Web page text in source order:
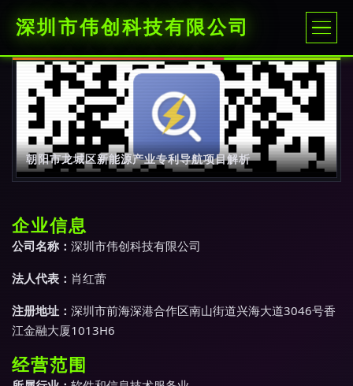
深圳市伟创科技有限公司
朝阳市龙城区新能源产业专利导航项目解析
企业信息
公司名称： 深圳市伟创科技有限公司
法人代表： 肖红蕾
注册地址： 深圳市前海深港合作区南山街道兴海大道3046号香
江金融大厦1013H6
经营范围